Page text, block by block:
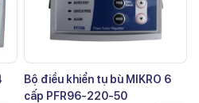
Bộ điều khiển tụ bù MIKRO 6
cấp PFR96-220-50